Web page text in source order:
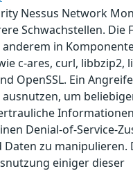
Nessus Network
Schwachstellen. Die
in
c-ares, curl, libbzip2,
OpenSSL. Ein
um
Informationen
Denial-of-Service-
Daten zu manipulieren.
einiger dieser